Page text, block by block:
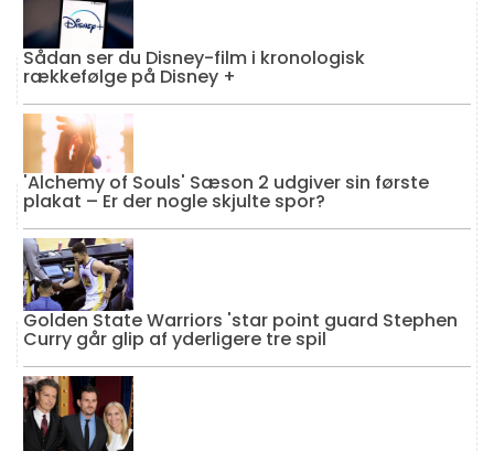
Sådan ser du Disney-film i kronologisk
rækkefølge på Disney +
'Alchemy of Souls' Sæson 2 udgiver sin første
plakat – Er der nogle skjulte spor?
Golden State Warriors 'star point guard Stephen
Curry går glip af yderligere tre spil